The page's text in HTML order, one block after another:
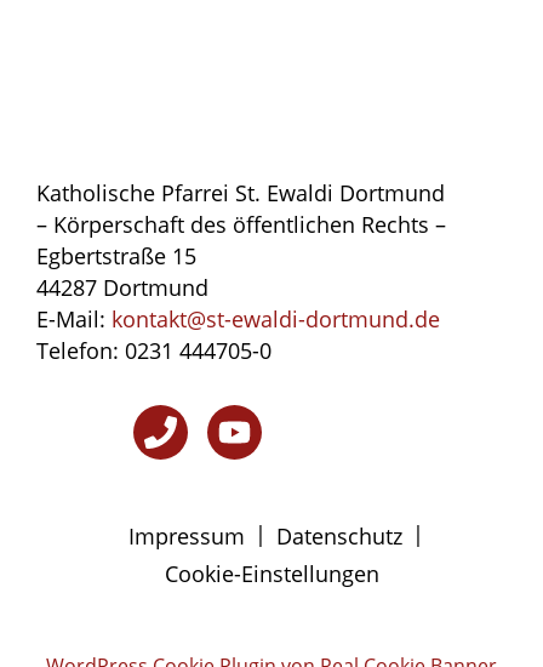
Katholische Pfarrei St. Ewaldi Dortmund
– Körperschaft des öffentlichen Rechts –
Egbertstraße 15
44287 Dortmund
E-Mail: kontakt@st-ewaldi-dortmund.de
Telefon: 0231 444705-0
Impressum | Datenschutz |
Cookie-Einstellungen